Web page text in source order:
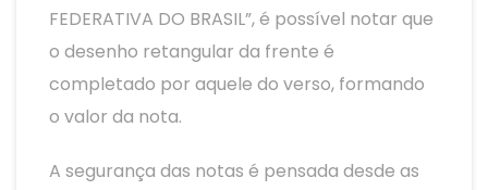
FEDERATIVA DO BRASIL”, é possível notar que
o desenho retangular da frente é
completado por aquele do verso, formando
o valor da nota.
A segurança das notas é pensada desde as